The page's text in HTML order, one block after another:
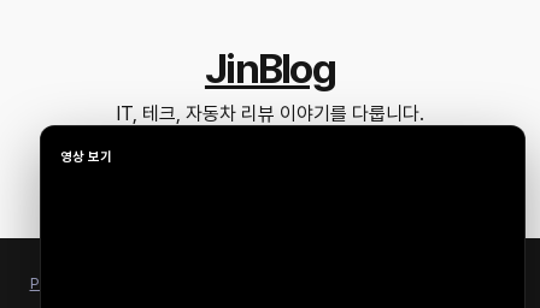
JinBlog
IT, 테크, 자동차 리뷰 이야기를 다룹니다.
Proudly powered by WordPress